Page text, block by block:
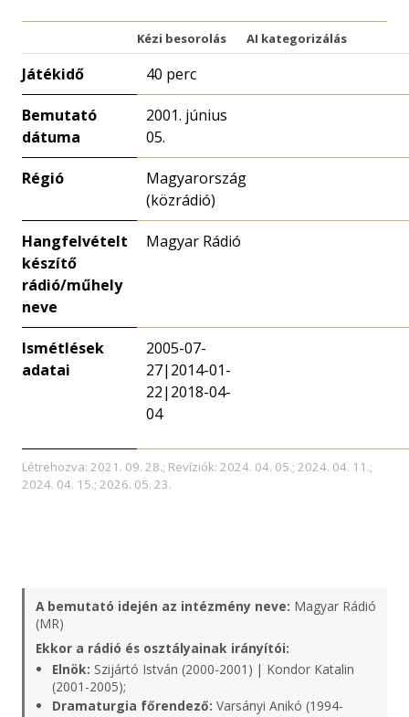
Kézi besorolás AI kategorizálás
Játékidő 40 perc
Bemutató
dátuma
2001. június
05.
Régió
Magyarország
(közrádió)
Hangfelvételt
készítő
rádió/műhely
neve
Magyar Rádió
Ismétlések
adatai
2005-07-
27|2014-01-
22|2018-04-
04
Létrehozva: 2021. 09. 28.; Revíziók: 2024. 04. 05.; 2024. 04. 11.;
2024. 04. 15.; 2026. 05. 23.
A bemutató idején az intézmény neve: Magyar Rádió
(MR)
Ekkor a rádió és osztályainak irányítói:
Elnök: Szijártó István (2000-2001) | Kondor Katalin
(2001-2005);
Dramaturgia főrendező: Varsányi Anikó (1994-